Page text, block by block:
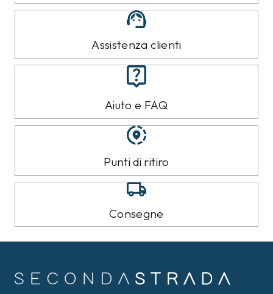
Assistenza clienti
Aiuto e FAQ
Punti di ritiro
Consegne